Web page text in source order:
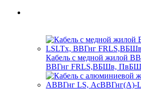
Кабель с медной жилой
ВВГнг FRLS,ВБШв,